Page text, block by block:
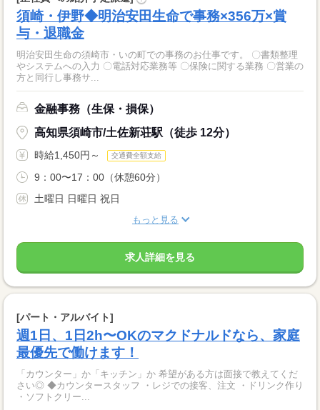
須崎・伊野◆明治安田生命で事務×356万×賞
与・退職金
明治安田生命の須崎市・いの町での事務のお仕事です。 〇書類整理
やシステムへの入力 〇電話対応業務等 〇保険に関する業務 〇営業の
方と同行し事務サ...
金融事務（生保・損保）
高知県須崎市/土佐新荘駅（徒歩 12分）
時給1,450円～ 交通費全額支給
9：00〜17：00（休憩60分）
土曜日 日曜日 祝日
もっと見る
求人詳細を見る
[パート・アルバイト]
週1日、1日2h〜OKのマクドナルドなら、家庭
最優先で働けます！
「カウンター」か「キッチン」か 希望がある方は面接で教えてくだ
さい◎ ◆カウンタースタッフ ・レジでの接客、注文 ・ドリンク作り
・ソフトクリー...